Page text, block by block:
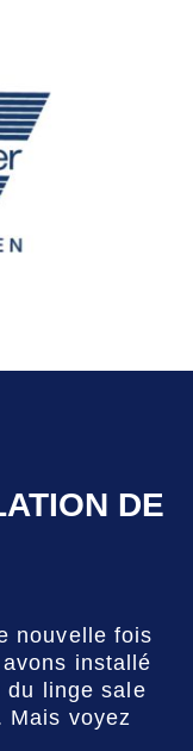
DE
nouvelle fois
installé
du linge sale
Mais voyez